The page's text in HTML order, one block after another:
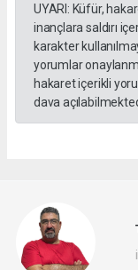
UYARI: Küfür,
inançlara saldırı
karakter
yorumlar
hakaret içerikli
dava